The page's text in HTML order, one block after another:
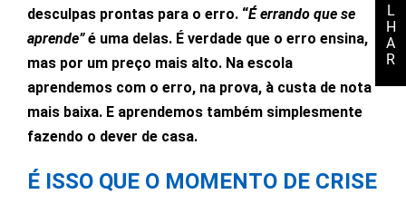
L
H
A
R
desculpas prontas para o erro. “É errando que se
aprende”é uma delas. É verdade que o erro ensina,
mas por um preço mais alto. Na escola
aprendemos com o erro, na prova, à custa de nota
mais baixa. E aprendemos também simplesmente
fazendo o dever de casa.
É ISSO QUE O MOMENTO DE CRISE